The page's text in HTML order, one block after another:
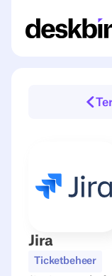
Jira
Ticketbeheer